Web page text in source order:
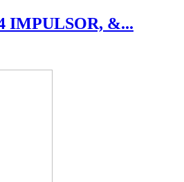
IMPULSOR, &...